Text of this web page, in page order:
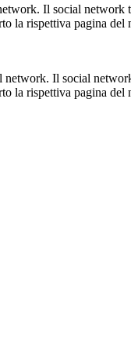
Il social network
la rispettiva pagina del
Il social
la rispettiva pagina del